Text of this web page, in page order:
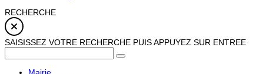
RECHERCHE
SAISISSEZ VOTRE RECHERCHE PUIS APPUYEZ SUR ENTREE